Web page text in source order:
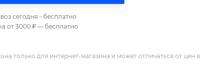
сегодня - бесплатно
от 3000 ₽ — бесплатно
только для интернет-магазина и может отличаться от цен